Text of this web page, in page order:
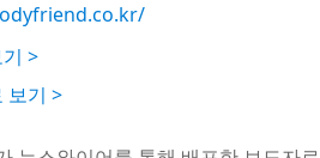
>
보기 >